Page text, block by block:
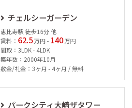
チェルシーガーデン
恵比寿駅 徒歩16分 他
賃料： 62.5 万円 - 140 万円
間取：3LDK - 4LDK
築年数：2000年10月
敷金/礼金：3ヶ月 - 4ヶ月 / 無料
パークシティ大崎ザタワー